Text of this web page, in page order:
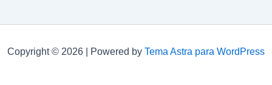
Copyright © 2026 | Powered by Tema Astra para WordPress